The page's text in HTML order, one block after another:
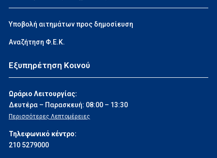
Υποβολή αιτημάτων προς δημοσίευση
Αναζήτηση Φ.Ε.Κ.
Εξυπηρέτηση Κοινού
Ωράριο Λειτουργίας:
Δευτέρα – Παρασκευή: 08:00 – 13:30
Περισσότερες Λεπτομέρειες
Τηλεφωνικό κέντρο:
210 5279000